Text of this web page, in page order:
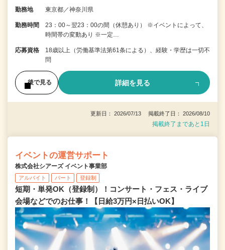
勤務地 東京都／神奈川県
勤務時間
23：00～翌23：00の間（休憩あり） ※イベントによって、
時間帯の変動あり ※一定…
応募資格
18歳以上（労働基準法第61条による）、経験・学歴は一切不
問
後で見る 詳細を見る
更新日： 2026/07/13 掲載終了日： 2026/08/10
掲載終了まであと1日
イベントの運営サポート
株式会社シアーズ イベント事業部
アルバイト パート 登録制
短期・単発OK（登録制）！コンサート・フェス・ライブ
会場などでのお仕事！【日給3万円×日払いOK】